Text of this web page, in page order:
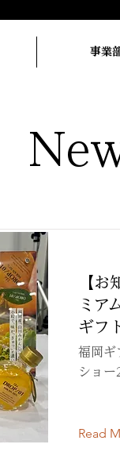
事業
【お
ミア
ギフ
福岡ギ
ショ
Read